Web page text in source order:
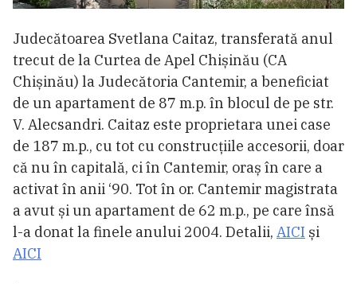
Judecătoarea Svetlana Caitaz, transferată anul
trecut de la Curtea de Apel Chișinău (CA
Chișinău) la Judecătoria Cantemir, a beneficiat
de un apartament de 87 m.p. în blocul de pe str.
V. Alecsandri. Caitaz este proprietara unei case
de 187 m.p., cu tot cu construcțiile accesorii, doar
că nu în capitală, ci în Cantemir, oraș în care a
activat în anii ‘90. Tot în or. Cantemir magistrata
a avut și un apartament de 62 m.p., pe care însă
l-a donat la finele anului 2004. Detalii, AICI și
AICI